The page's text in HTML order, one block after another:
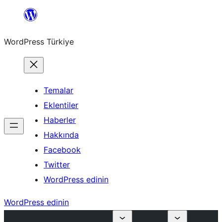
İçeriğe
WordPress Türkiye
Temalar
Eklentiler
Haberler
Hakkında
Facebook
Twitter
WordPress edinin
WordPress edinin